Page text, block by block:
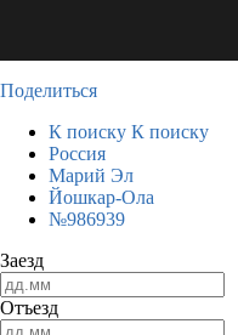
Поделиться
К поиску К поиску
Россия
Марий Эл
Йошкар-Ола
№986939
Заезд
Отъезд